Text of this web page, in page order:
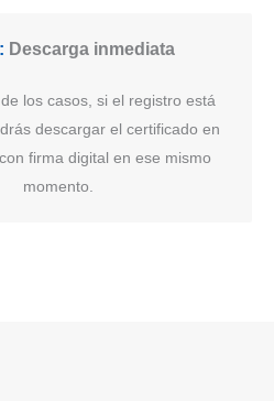
Descarga inmediata
los casos, si el registro está
descargar el certificado en
firma digital en ese mismo
momento.